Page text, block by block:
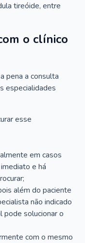
tireóide, entre
o clínico
pena a consulta
especialidades
esse
em casos
e há
além do paciente
não indicado
pode solucionar o
com o mesmo